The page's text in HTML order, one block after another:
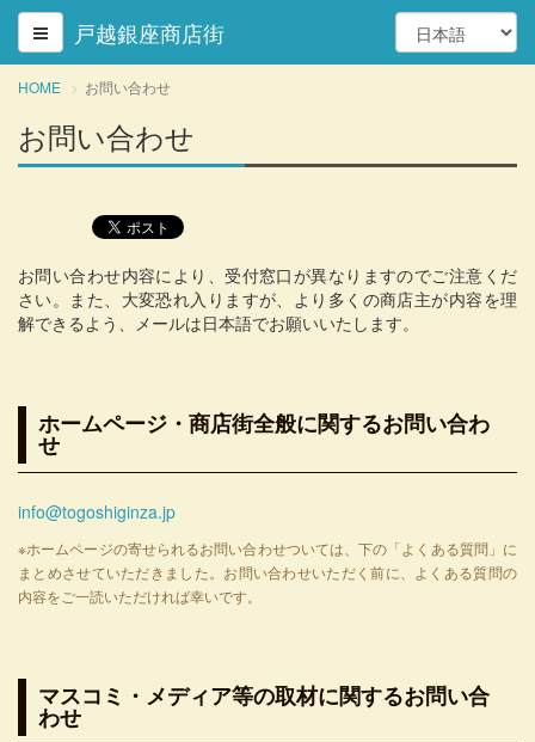
戸越銀座商店街
HOME お問い合わせ
お問い合わせ
お問い合わせ内容により、受付窓口が異なりますのでご注意くだ
さい。また、大変恐れ入りますが、より多くの商店主が内容を理
解できるよう、メールは日本語でお願いいたします。
ホームページ・商店街全般に関するお問い合わ
せ
info@togoshiginza.jp
※ホームページの寄せられるお問い合わせついては、下の「よくある質問」に
まとめさせていただきました。お問い合わせいただく前に、よくある質問の
内容をご一読いただければ幸いです。
マスコミ・メディア等の取材に関するお問い合
わせ